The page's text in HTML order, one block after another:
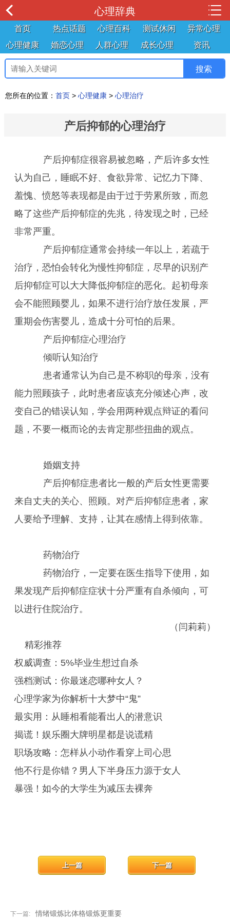
心理辞典
首页 热点话题 心理百科 测试休闲
异常心理
心理健康
婚恋心理 人群心理 成长心理 资讯
您所在的位置： 首页 > 心理健康 > 心理治疗
产后抑郁的心理治疗
产后抑郁症很容易被忽略，产后许多女性
认为自己，睡眠不好、食欲异常、记忆力下降、
羞愧、愤怒等表现都是由于过于劳累所致，而忽
略了这些产后抑郁症的先兆，待发现之时，已经
非常严重。
产后抑郁症通常会持续一年以上，若疏于
治疗，恐怕会转化为慢性抑郁症，尽早的识别产
后抑郁症可以大大降低抑郁症的恶化。起初母亲
会不能照顾婴儿，如果不进行治疗放任发展，严
重期会伤害婴儿，造成十分可怕的后果。
产后抑郁症心理治疗
倾听认知治疗
患者通常认为自己是不称职的母亲，没有
能力照顾孩子，此时患者应该充分倾述心声，改
变自己的错误认知，学会用两种观点辩证的看问
题，不要一概而论的去肯定那些扭曲的观点。
婚姻支持
产后抑郁症患者比一般的产后女性更需要
来自丈夫的关心、照顾。对产后抑郁症患者，家
人要给予理解、支持，让其在感情上得到依靠。
药物治疗
药物治疗，一定要在医生指导下使用，如
果发现产后抑郁症症状十分严重有自杀倾向，可
以进行住院治疗。
（闫莉莉）
精彩推荐
权威调查：5%毕业生想过自杀
强档测试：你最迷恋哪种女人？
心理学家为你解析十大梦中“鬼”
最实用：从睡相看能看出人的潜意识
揭谎！娱乐圈大牌明星都是说谎精
职场攻略：怎样从小动作看穿上司心思
他不行是你错？男人下半身压力源于女人
暴强！如今的大学生为减压去裸奔
下一篇: 情绪锻炼比体格锻炼更重要
下一篇
上一篇